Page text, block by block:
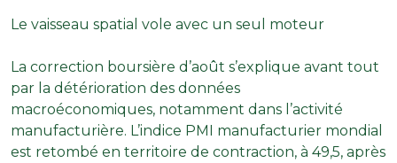
Le vaisseau spatial vole avec un seul moteur
La correction boursière d’août s’explique avant tout
par la détérioration des données
macroéconomiques, notamment dans l’activité
manufacturière. L’indice PMI manufacturier mondial
est retombé en territoire de contraction, à 49,5, après